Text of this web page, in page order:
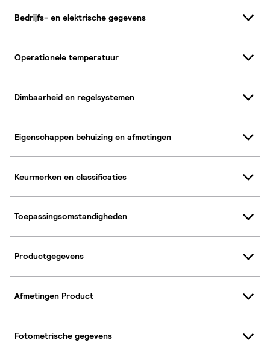
Bedrijfs- en elektrische gegevens
Operationele temperatuur
Dimbaarheid en regelsystemen
Eigenschappen behuizing en afmetingen
Keurmerken en classificaties
Toepassingsomstandigheden
Productgegevens
Afmetingen Product
Fotometrische gegevens